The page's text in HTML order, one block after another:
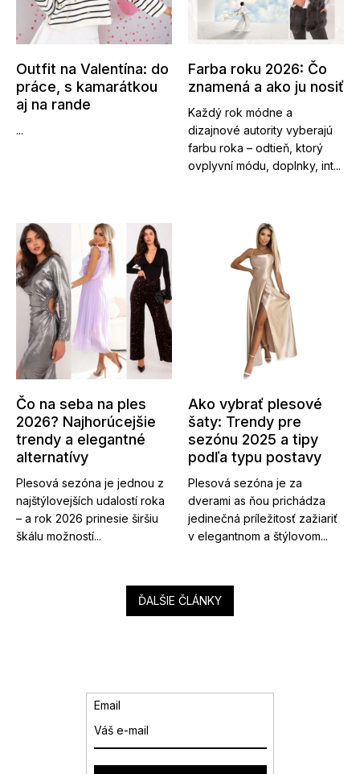
Outfit na Valentína: do
práce, s kamarátkou
aj na rande
...
Farba roku 2026: Čo
znamená a ako ju nosiť
Každý rok módne a
dizajnové autority vyberajú
farbu roka – odtieň, ktorý
ovplyvní módu, doplnky, int...
Čo na seba na ples
2026? Najhorúcejšie
trendy a elegantné
alternatívy
Plesová sezóna je jednou z
najštýlovejších udalostí roka
– a rok 2026 prinesie širšiu
škálu možností...
Ako vybrať plesové
šaty: Trendy pre
sezónu 2025 a tipy
podľa typu postavy
Plesová sezóna je za
dverami as ňou prichádza
jedinečná príležitosť zažiariť
v elegantnom a štýlovom...
ĎALŠIE ČLÁNKY
Email